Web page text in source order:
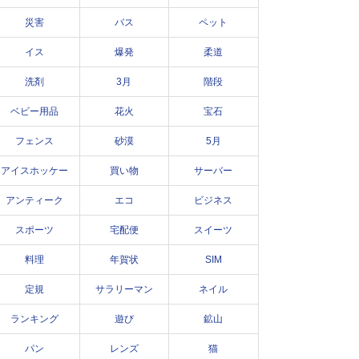
災害 バス ペット
イス 爆発 柔道
洗剤 3月 階段
ベビー用品 花火 宝石
フェンス 砂漠 5月
アイスホッケー 買い物 サーバー
アンティーク エコ ビジネス
スポーツ 宅配便 スイーツ
料理 年賀状 SIM
定規 サラリーマン ネイル
ランキング 遊び 鉱山
パン レンズ 猫